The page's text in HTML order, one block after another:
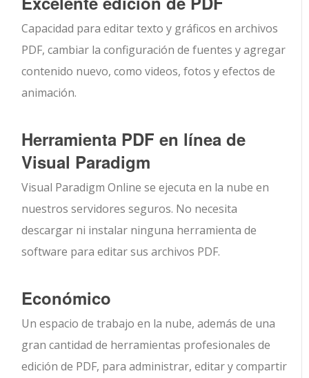
Capacidad para editar texto y gráficos en archivos
PDF, cambiar la configuración de fuentes y agregar
contenido nuevo, como videos, fotos y efectos de
animación.
Herramienta PDF en línea de
Visual Paradigm
Visual Paradigm Online se ejecuta en la nube en
nuestros servidores seguros. No necesita
descargar ni instalar ninguna herramienta de
software para editar sus archivos PDF.
Económico
Un espacio de trabajo en la nube, además de una
gran cantidad de herramientas profesionales de
edición de PDF, para administrar, editar y compartir